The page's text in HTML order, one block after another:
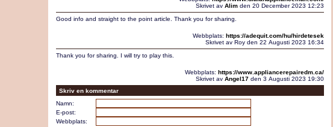
Skrivet av Alimden 20 December 2023 12:23
Good info and straight to the point article. Thank you for sharing.
Webbplats: https://adequit.com/hu/hirdetesek
Skrivet av Roy den 22 Augusti 2023 16:34
Thank you for sharing. I will try to play this.
Webbplats: https://www.appliancerepairedm.ca/
Skrivet av Angel17den 3 Augusti 2023 19:30
Skriv en kommentar
Namn:
E-post:
Webbplats: